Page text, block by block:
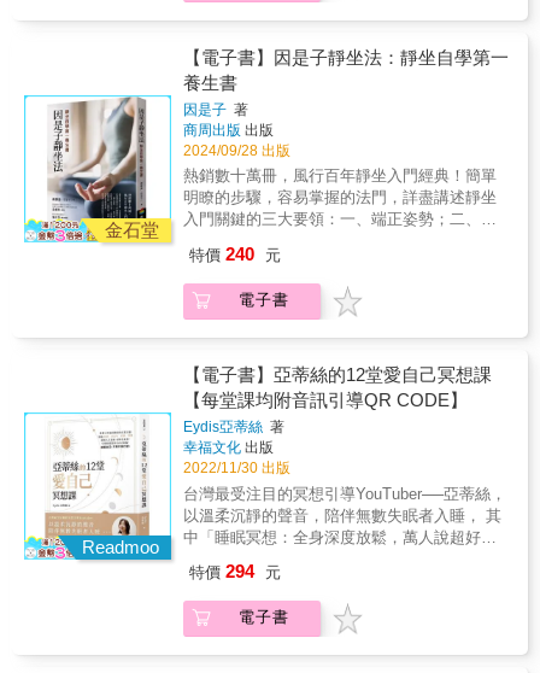
者，可閱此書。又，若有被人誘惑誤入歧路
者，宜速勸其閱此書以糾正之。
&mdash;&mdash;弘一法師&在無書可資遵循的
時候，比較普遍為人所樂道的，便是蔣維喬先
生所著的《因是子靜坐法》。《因是子靜坐
法》是他學習靜坐的反應實錄，可以貢獻給大
家做參考。&mdash;&mdash;南懷瑾& 靜坐
受到醫學與科學的肯定，被認為是一種心與腦
的鍛鍊，能夠影響自主神經和內分泌系統，可
以放鬆身體狀態、改善身體機能。對現代人來
活動，因此風行全球，廣受歡迎。然而你或許
會懷疑，靜坐真有這麼簡單？在家就能實行？
到底要怎麼「坐」，才能達到最好的功效？過
《因是子靜坐法》是民國初年，由商務印書館
編輯蔣維喬所撰寫而成的靜坐書籍。最初連載
於《學生雜誌》，內容將傳統儒、佛、道家等
靜坐知識，與現代的健康概念相結合，並詳細
記錄自身靜坐體驗，因內容通俗易懂，記錄翔
實，深受當時大專院校師生們的歡迎，出版後
很快暢銷全國各地及至東南亞諸國，接連再版
三十多次，暢銷數十萬冊。北京大學將該靜坐
極一時之盛。& 本書從養生出發，總結作者
半生靜坐體驗，詳述靜坐的實行方式，並特別
設計實作課程，為忙碌生活的你，設計一套適
合假日實行的一日靜坐課，讓你在家就能親身
體驗靜坐對身心不可思議的療癒力。&〔導讀〕
金石堂
【電子書】因是子靜坐法：靜坐自學第一
養生書
因是子 著
商周出版 出版
2024/09/28 出版
熱銷數十萬冊，風行百年靜坐入門經典！簡單
明瞭的步驟，容易掌握的法門，詳盡講述靜坐
入門關鍵的三大要領：一、端正姿勢；二、意
心理師專業導讀，超越宗教，不限性別、地
點、年齡，在家就能輕鬆自學，感受身心自我
療癒的妙不可言之境。&融合儒佛道家養生智
者，可閱此書。又，若有被人誘惑誤入歧路
者，宜速勸其閱此書以糾正之。
&mdash;&mdash;弘一法師&在無書可資遵循的
時候，比較普遍為人所樂道的，便是蔣維喬先
生所著的《因是子靜坐法》。《因是子靜坐
法》是他學習靜坐的反應實錄，可以貢獻給大
家做參考。&mdash;&mdash;南懷瑾& 靜坐
受到醫學與科學的肯定，被認為是一種心與腦
的鍛鍊，能夠影響自主神經和內分泌系統，可
以放鬆身體狀態、改善身體機能。對現代人來
活動，因此風行全球，廣受歡迎。然而你或許
會懷疑，靜坐真有這麼簡單？在家就能實行？
到底要怎麼「坐」，才能達到最好的功效？過
特價 240 元
電子書
Readmoo
【電子書】亞蒂絲的12堂愛自己冥想課
【每堂課均附音訊引導QR CODE】
Eydis亞蒂絲 著
幸福文化 出版
2022/11/30 出版
台灣最受注目的冥想引導YouTuber──亞蒂絲，
以溫柔沉靜的聲音，陪伴無數失眠者入睡， 其
中「睡眠冥想：全身深度放鬆，萬人說超好
次超過1000萬次！ & 書中精選亞蒂絲的12堂冥
想， 幫助你明白自己是多麼美好又珍貴的存
在！ ★☆每堂課均附音訊QR CODE☆★ ★☆
特價 294 元
電子書